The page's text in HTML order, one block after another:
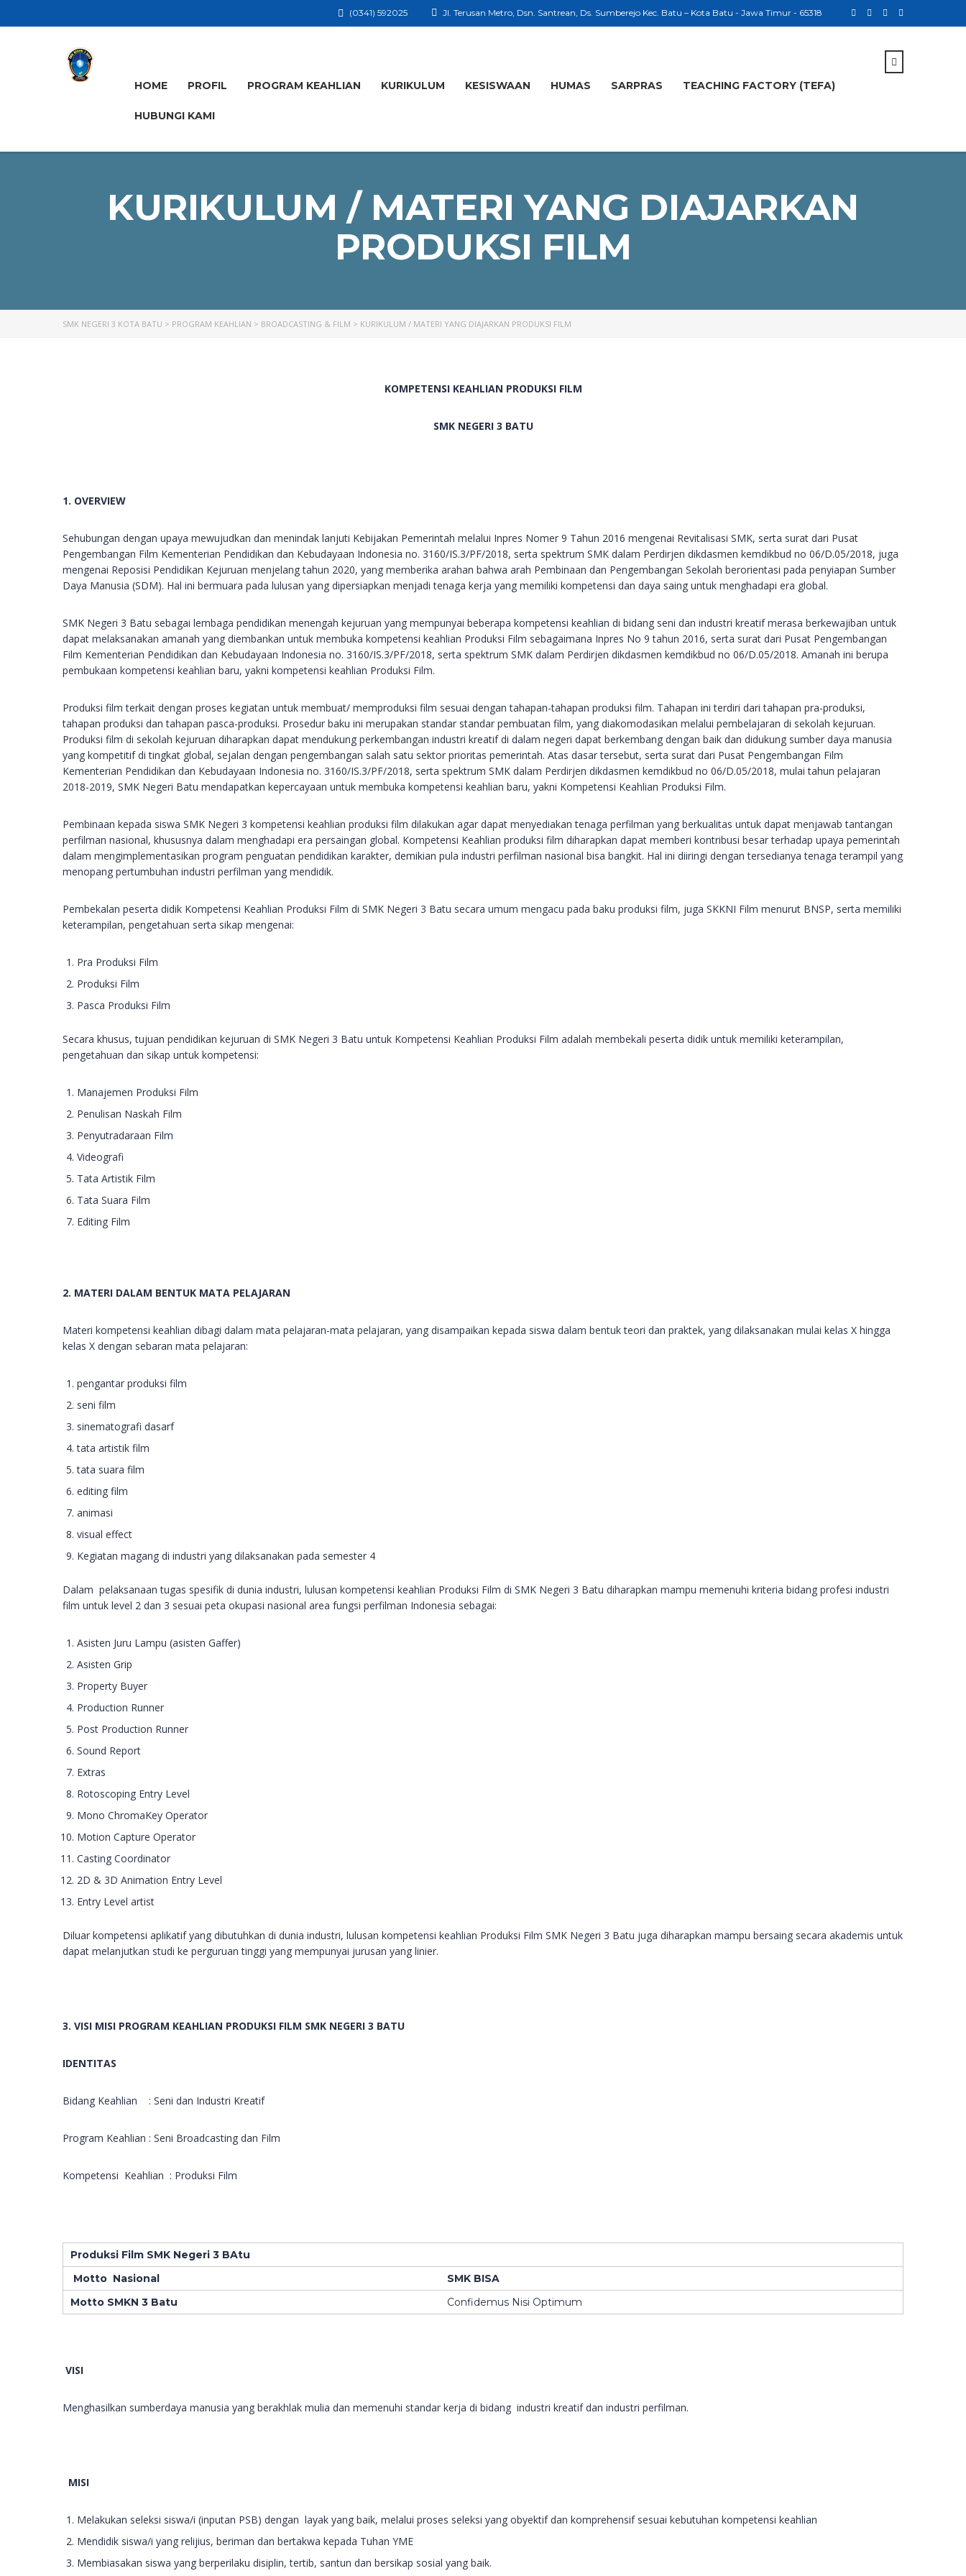
Jl. Terusan Metro, Dsn. Santrean, Ds. Sumberejo Kec. Batu – Kota Batu - Jawa Timur - 65318
(0341) 592025
HOME PROFIL PROGRAM KEAHLIAN KURIKULUM KESISWAAN HUMAS SARPRAS TEACHING FACTORY (TEFA)
HUBUNGI KAMI
KURIKULUM / MATERI YANG DIAJARKAN
PRODUKSI FILM
SMK NEGERI 3 KOTA BATU > PROGRAM KEAHLIAN > BROADCASTING & FILM > KURIKULUM / MATERI YANG DIAJARKAN PRODUKSI FILM
KOMPETENSI KEAHLIAN PRODUKSI FILM
SMK NEGERI 3 BATU
1. OVERVIEW
Sehubungan dengan upaya mewujudkan dan menindak lanjuti Kebijakan Pemerintah melalui Inpres Nomer 9 Tahun 2016 mengenai Revitalisasi SMK, serta surat dari Pusat
Pengembangan Film Kementerian Pendidikan dan Kebudayaan Indonesia no. 3160/IS.3/PF/2018, serta spektrum SMK dalam Perdirjen dikdasmen kemdikbud no 06/D.05/2018, juga
mengenai Reposisi Pendidikan Kejuruan menjelang tahun 2020, yang memberika arahan bahwa arah Pembinaan dan Pengembangan Sekolah berorientasi pada penyiapan Sumber
Daya Manusia (SDM). Hal ini bermuara pada lulusan yang dipersiapkan menjadi tenaga kerja yang memiliki kompetensi dan daya saing untuk menghadapi era global.
SMK Negeri 3 Batu sebagai lembaga pendidikan menengah kejuruan yang mempunyai beberapa kompetensi keahlian di bidang seni dan industri kreatif merasa berkewajiban untuk
dapat melaksanakan amanah yang diembankan untuk membuka kompetensi keahlian Produksi Film sebagaimana Inpres No 9 tahun 2016, serta surat dari Pusat Pengembangan
Film Kementerian Pendidikan dan Kebudayaan Indonesia no. 3160/IS.3/PF/2018, serta spektrum SMK dalam Perdirjen dikdasmen kemdikbud no 06/D.05/2018. Amanah ini berupa
pembukaan kompetensi keahlian baru, yakni kompetensi keahlian Produksi Film.
Produksi film terkait dengan proses kegiatan untuk membuat/ memproduksi film sesuai dengan tahapan-tahapan produksi film. Tahapan ini terdiri dari tahapan pra-produksi,
tahapan produksi dan tahapan pasca-produksi. Prosedur baku ini merupakan standar standar pembuatan film, yang diakomodasikan melalui pembelajaran di sekolah kejuruan.
Produksi film di sekolah kejuruan diharapkan dapat mendukung perkembangan industri kreatif di dalam negeri dapat berkembang dengan baik dan didukung sumber daya manusia
yang kompetitif di tingkat global, sejalan dengan pengembangan salah satu sektor prioritas pemerintah. Atas dasar tersebut, serta surat dari Pusat Pengembangan Film
Kementerian Pendidikan dan Kebudayaan Indonesia no. 3160/IS.3/PF/2018, serta spektrum SMK dalam Perdirjen dikdasmen kemdikbud no 06/D.05/2018, mulai tahun pelajaran
2018-2019, SMK Negeri Batu mendapatkan kepercayaan untuk membuka kompetensi keahlian baru, yakni Kompetensi Keahlian Produksi Film.
Pembinaan kepada siswa SMK Negeri 3 kompetensi keahlian produksi film dilakukan agar dapat menyediakan tenaga perfilman yang berkualitas untuk dapat menjawab tantangan
perfilman nasional, khususnya dalam menghadapi era persaingan global. Kompetensi Keahlian produksi film diharapkan dapat memberi kontribusi besar terhadap upaya pemerintah
dalam mengimplementasikan program penguatan pendidikan karakter, demikian pula industri perfilman nasional bisa bangkit. Hal ini diiringi dengan tersedianya tenaga terampil yang
menopang pertumbuhan industri perfilman yang mendidik.
Pembekalan peserta didik Kompetensi Keahlian Produksi Film di SMK Negeri 3 Batu secara umum mengacu pada baku produksi film, juga SKKNI Film menurut BNSP, serta memiliki
keterampilan, pengetahuan serta sikap mengenai:
Pra Produksi Film
Produksi Film
Pasca Produksi Film
Secara khusus, tujuan pendidikan kejuruan di SMK Negeri 3 Batu untuk Kompetensi Keahlian Produksi Film adalah membekali peserta didik untuk memiliki keterampilan,
pengetahuan dan sikap untuk kompetensi:
Manajemen Produksi Film
Penulisan Naskah Film
Penyutradaraan Film
Videografi
Tata Artistik Film
Tata Suara Film
Editing Film
2. MATERI DALAM BENTUK MATA PELAJARAN
Materi kompetensi keahlian dibagi dalam mata pelajaran-mata pelajaran, yang disampaikan kepada siswa dalam bentuk teori dan praktek, yang dilaksanakan mulai kelas X hingga
kelas X dengan sebaran mata pelajaran:
pengantar produksi film
seni film
sinematografi dasarf
tata artistik film
tata suara film
editing film
animasi
visual effect
Kegiatan magang di industri yang dilaksanakan pada semester 4
Dalam pelaksanaan tugas spesifik di dunia industri, lulusan kompetensi keahlian Produksi Film di SMK Negeri 3 Batu diharapkan mampu memenuhi kriteria bidang profesi industri
film untuk level 2 dan 3 sesuai peta okupasi nasional area fungsi perfilman Indonesia sebagai:
Asisten Juru Lampu (asisten Gaffer)
Asisten Grip
Property Buyer
Production Runner
Post Production Runner
Sound Report
Extras
Rotoscoping Entry Level
Mono ChromaKey Operator
Motion Capture Operator
Casting Coordinator
2D & 3D Animation Entry Level
Entry Level artist
Diluar kompetensi aplikatif yang dibutuhkan di dunia industri, lulusan kompetensi keahlian Produksi Film SMK Negeri 3 Batu juga diharapkan mampu bersaing secara akademis untuk
dapat melanjutkan studi ke perguruan tinggi yang mempunyai jurusan yang linier.
3. VISI MISI PROGRAM KEAHLIAN PRODUKSI FILM SMK NEGERI 3 BATU
IDENTITAS
Bidang Keahlian : Seni dan Industri Kreatif
Program Keahlian : Seni Broadcasting dan Film
Kompetensi Keahlian : Produksi Film
Produksi Film SMK Negeri 3 BAtu
Motto Nasional
SMK BISA
Motto SMKN 3 Batu
Confidemus Nisi Optimum
VISI
Menghasilkan sumberdaya manusia yang berakhlak mulia dan memenuhi standar kerja di bidang industri kreatif dan industri perfilman.
MISI
Melakukan seleksi siswa/i (inputan PSB) dengan layak yang baik, melalui proses seleksi yang obyektif dan komprehensif sesuai kebutuhan kompetensi keahlian
Mendidik siswa/i yang relijius, beriman dan bertakwa kepada Tuhan YME
Membiasakan siswa yang berperilaku disiplin, tertib, santun dan bersikap sosial yang baik.